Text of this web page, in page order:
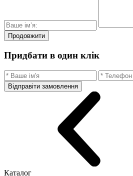
Продовжити
Придбати в один клік
Відправіти замовлення
Каталог